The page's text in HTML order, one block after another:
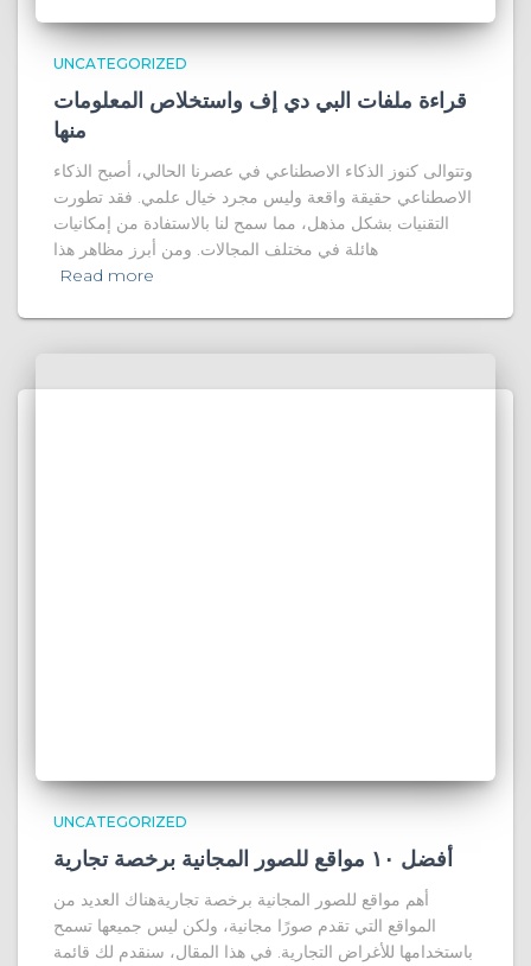
UNCATEGORIZED
قراءة ملفات البي دي إف واستخلاص المعلومات
منها
وتتوالى كنوز الذكاء الاصطناعي في عصرنا الحالي، أصبح الذكاء
الاصطناعي حقيقة واقعة وليس مجرد خيال علمي. فقد تطورت
التقنيات بشكل مذهل، مما سمح لنا بالاستفادة من إمكانيات
هائلة في مختلف المجالات. ومن أبرز مظاهر هذا
Read more
UNCATEGORIZED
أفضل ١٠ مواقع للصور المجانية برخصة تجارية
أهم مواقع للصور المجانية برخصة تجاريةهناك العديد من
المواقع التي تقدم صورًا مجانية، ولكن ليس جميعها تسمح
باستخدامها للأغراض التجارية. في هذا المقال، سنقدم لك قائمة